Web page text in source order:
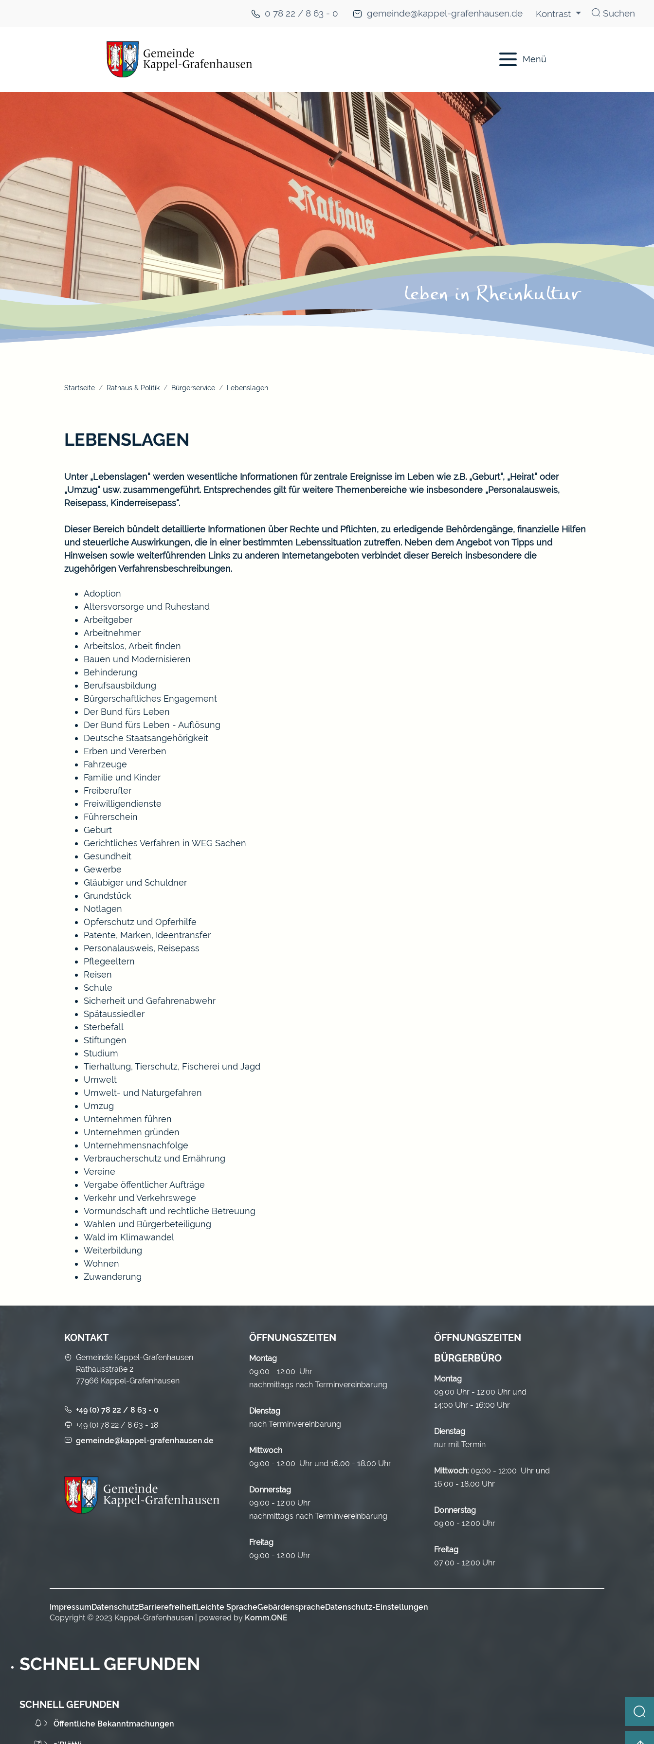
0 78 22 / 8 63 - 0 gemeinde@kappel-grafenhausen.de Kontrast Suchen
Menü
Startseite Rathaus & Politik Bürgerservice Lebenslagen
LEBENSLAGEN
Unter „Lebenslagen“ werden wesentliche Informationen für zentrale Ereignisse im Leben wie z.B. „Geburt“, „Heirat“ oder
„Umzug“ usw. zusammengeführt. Entsprechendes gilt für weitere Themenbereiche wie insbesondere „Personalausweis,
Reisepass, Kinderreisepass“.
Dieser Bereich bündelt detaillierte Informationen über Rechte und Pflichten, zu erledigende Behördengänge, finanzielle Hilfen
und steuerliche Auswirkungen, die in einer bestimmten Lebenssituation zutreffen. Neben dem Angebot von Tipps und
Hinweisen sowie weiterführenden Links zu anderen Internetangeboten verbindet dieser Bereich insbesondere die
zugehörigen Verfahrensbeschreibungen.
Adoption
Altersvorsorge und Ruhestand
Arbeitgeber
Arbeitnehmer
Arbeitslos, Arbeit finden
Bauen und Modernisieren
Behinderung
Berufsausbildung
Bürgerschaftliches Engagement
Der Bund fürs Leben
Der Bund fürs Leben - Auflösung
Deutsche Staatsangehörigkeit
Erben und Vererben
Fahrzeuge
Familie und Kinder
Freiberufler
Freiwilligendienste
Führerschein
Geburt
Gerichtliches Verfahren in WEG Sachen
Gesundheit
Gewerbe
Gläubiger und Schuldner
Grundstück
Notlagen
Opferschutz und Opferhilfe
Patente, Marken, Ideentransfer
Personalausweis, Reisepass
Pflegeeltern
Reisen
Schule
Sicherheit und Gefahrenabwehr
Spätaussiedler
Sterbefall
Stiftungen
Studium
Tierhaltung, Tierschutz, Fischerei und Jagd
Umwelt
Umwelt- und Naturgefahren
Umzug
Unternehmen führen
Unternehmen gründen
Unternehmensnachfolge
Verbraucherschutz und Ernährung
Vereine
Vergabe öffentlicher Aufträge
Verkehr und Verkehrswege
Vormundschaft und rechtliche Betreuung
Wahlen und Bürgerbeteiligung
Wald im Klimawandel
Weiterbildung
Wohnen
Zuwanderung
KONTAKT
Gemeinde Kappel-Grafenhausen
Rathausstraße 2
77966 Kappel-Grafenhausen
+49 (0) 78 22 / 8 63 - 0
+49 (0) 78 22 / 8 63 - 18
gemeinde@kappel-grafenhausen.de
ÖFFNUNGSZEITEN
Montag
09:00 - 12:00 Uhr
nachmittags nach Terminvereinbarung
Dienstag
nach Terminvereinbarung
Mittwoch
09:00 - 12:00 Uhr und 16.00 - 18.00 Uhr
Donnerstag
09:00 - 12:00 Uhr
nachmittags nach Terminvereinbarung
Freitag
09:00 - 12:00 Uhr
ÖFFNUNGSZEITEN
BÜRGERBÜRO
Montag
09:00 Uhr - 12:00 Uhr und
14:00 Uhr - 16:00 Uhr
Dienstag
nur mit Termin
Mittwoch: 09:00 - 12:00 Uhr und
16.00 - 18.00 Uhr
Donnerstag
09:00 - 12:00 Uhr
Freitag
07:00 - 12:00 Uhr
ImpressumDatenschutzBarrierefreiheitLeichte SpracheGebärdenspracheDatenschutz-Einstellungen
Copyright © 2023 Kappel-Grafenhausen | powered by Komm.ONE
SCHNELL GEFUNDEN
SCHNELL GEFUNDEN
Öffentliche Bekanntmachungen